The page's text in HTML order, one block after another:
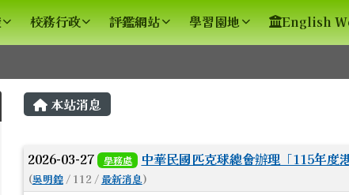
校務行政 評鑑網站 學習園地 English
主內容區域
本站消息
文章列表
2026-03-27 學務處 中華民國匹克球總會辦理「115年度
(吳明鍠/ 112 / 最新消息)